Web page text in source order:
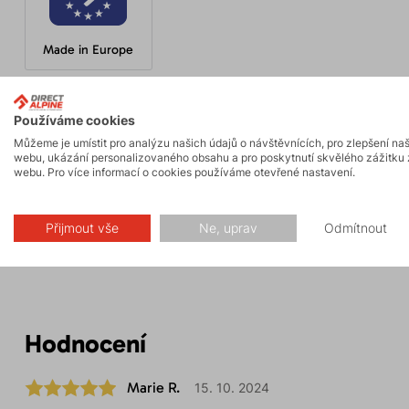
Made in Europe
Parametry
Údržba
Hodnocení
Marie R. 15. 10. 2024
Používáme cookies
Můžeme je umístit pro analýzu našich údajů o návštěvnících, pro zlepšení
webu, ukázání personalizovaného obsahu a pro poskytnutí skvělého zážitku
webu. Pro více informací o cookies používáme otevřené nastavení.
Přijmout vše Ne, uprav Odmítnout